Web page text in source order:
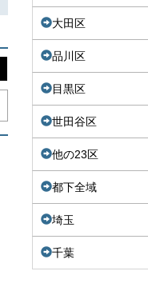
大田区
品川区
目黒区
世田谷区
他の23区
都下全域
埼玉
千葉